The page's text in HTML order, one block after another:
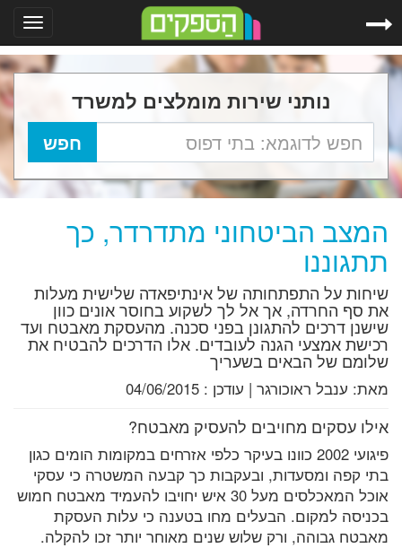
נותני שירות מומלצים למשרד
המצב הביטחוני מתדרדר, כך
תתגוננו
שיחות על התפתחותה של אינתיפאדה שלישית מעלות
את סף החרדה, אך אל לך לשקוע בחוסר אונים כוון
שישנן דרכים להתגונן בפני סכנה. מהעסקת מאבטח ועד
רכישת אמצעי הגנה לעובדים. אלו הדרכים להבטיח את
שלומם של הבאים בשעריך
מאת: ענבל ראוכורגר | עודכן : 04/06/2015
אילו עסקים מחויבים להעסיק מאבטח?
פיגועי 2002 כוונו בעיקר כלפי אזרחים במקומות הומים כגון
בתי קפה ומסעדות, ובעקבות כך קבעה המשטרה כי עסקי
אוכל המאכלסים מעל 30 איש יחויבו להעמיד מאבטח חמוש
בכניסה למקום. הבעלים מחו בטענה כי עלות העסקת
מאבטח גבוהה, ורק שלוש שנים מאוחר יותר זכו להקלה.